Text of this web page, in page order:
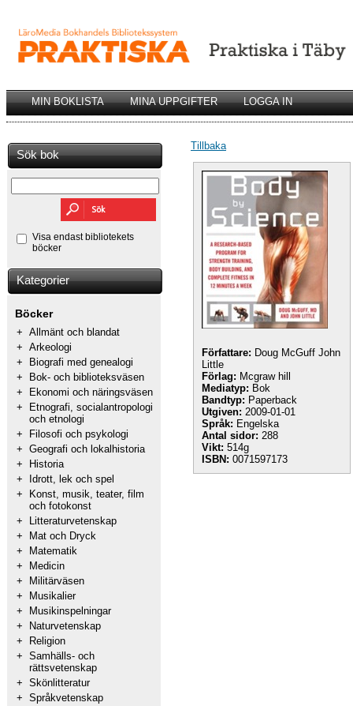
MIN BOKLISTA MINA UPPGIFTER LOGGA IN
Sök bok
Visa endast bibliotekets
böcker
Kategorier
Böcker
+ Allmänt och blandat
+ Arkeologi
+
Biografi med genealogi
+
Bok- och biblioteksväsen
+
Ekonomi och näringsväsen
+
Etnografi, socialantropologi
och etnologi
+
Filosofi och psykologi
+ Geografi och lokalhistoria
+
Historia
+
Idrott, lek och spel
+
Konst, musik, teater, film
och fotokonst
+
Litteraturvetenskap
+
Mat och Dryck
+
Matematik
+
Medicin
+
Militärväsen
+
Musikalier
+
Musikinspelningar
+
Naturvetenskap
+
Religion
+ Samhälls- och
rättsvetenskap
+ Skönlitteratur
+ Språkvetenskap
Tillbaka
Författare: Doug McGuff John
Little
Förlag: Mcgraw hill
Mediatyp: Bok
Bandtyp: Paperback
Utgiven: 2009-01-01
Språk: Engelska
Antal sidor: 288
Vikt: 514g
ISBN: 0071597173